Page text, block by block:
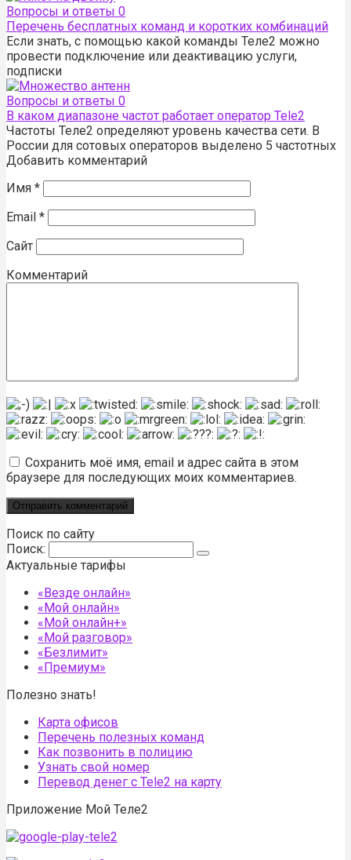
Вопросы и ответы 0
Перечень бесплатных команд и коротких комбинаций
Если знать, с помощью какой команды Теле2 можно
провести подключение или деактивацию услуги,
подписки
Вопросы и ответы 0
В каком диапазоне частот работает оператор Tele2
Частоты Теле2 определяют уровень качества сети. В
России для сотовых операторов выделено 5 частотных
Добавить комментарий
Имя *
Email *
Сайт
Комментарий
Сохранить моё имя, email и адрес сайта в этом
браузере для последующих моих комментариев.
Поиск по сайту
Поиск:
Актуальные тарифы
«Везде онлайн»
«Мой онлайн»
«Мой онлайн+»
«Мой разговор»
«Безлимит»
«Премиум»
Полезно знать!
Карта офисов
Перечень полезных команд
Как позвонить в полицию
Узнать свой номер
Перевод денег с Tele2 на карту
Приложение Мой Теле2